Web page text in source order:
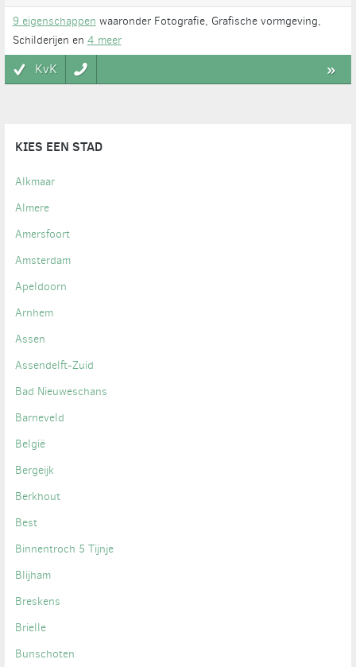
9 eigenschappen waaronder Fotografie, Grafische vormgeving,
Schilderijen en 4 meer
KvK »
KIES EEN STAD
Alkmaar
Almere
Amersfoort
Amsterdam
Apeldoorn
Arnhem
Assen
Assendelft-Zuid
Bad Nieuweschans
Barneveld
België
Bergeijk
Berkhout
Best
Binnentroch 5 Tijnje
Blijham
Breskens
Brielle
Bunschoten